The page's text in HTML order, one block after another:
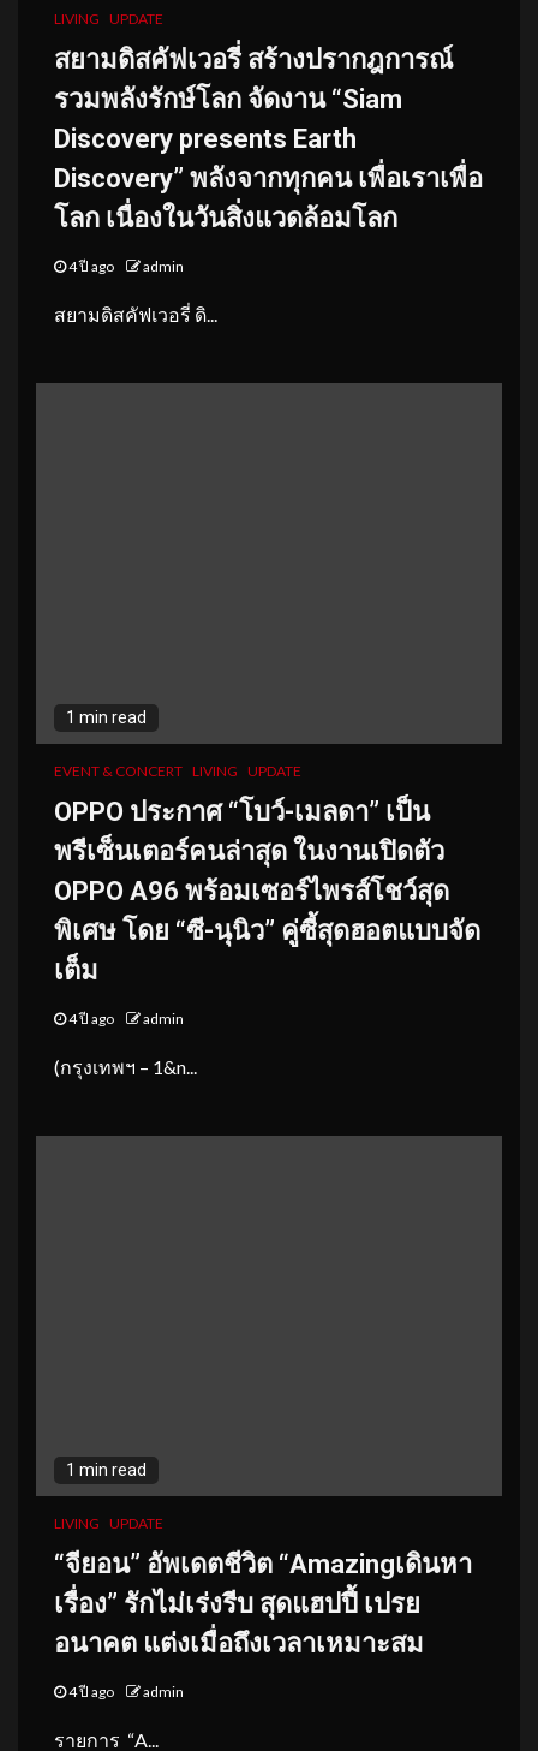
LIVING UPDATE
สยามดิสคัฟเวอรี่ สร้างปรากฎการณ์
รวมพลังรักษ์โลก จัดงาน “Siam
Discovery presents Earth
Discovery” พลังจากทุกคน เพื่อเราเพื่อ
โลก เนื่องในวันสิ่งแวดล้อมโลก
4 ปี ago admin
​สยามดิสคัฟเวอรี่ ดิ...
1 min read
EVENT & CONCERT LIVING UPDATE
OPPO ประกาศ “โบว์-เมลดา” เป็น
พรีเซ็นเตอร์คนล่าสุด ในงานเปิดตัว
OPPO A96 พร้อมเซอร์ไพรส์โชว์สุด
พิเศษ โดย “ซี-นุนิว” คู่ซี้สุดฮอตแบบจัด
เต็ม
4 ปี ago admin
(กรุงเทพฯ – 1&n...
1 min read
LIVING UPDATE
“จียอน” อัพเดตชีวิต “Amazingเดินหา
เรื่อง” รักไม่เร่งรีบ สุดแฮปปี้ เปรย
อนาคต แต่งเมื่อถึงเวลาเหมาะสม
4 ปี ago admin
รายการ “A...